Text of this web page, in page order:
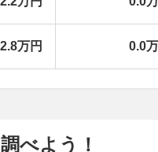
万円 0.0
べよう！